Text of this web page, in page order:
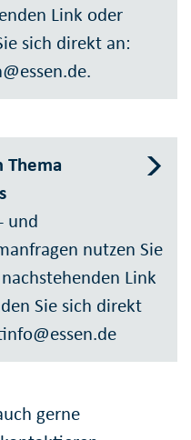
Link oder
sich direkt an:
Thema
und
nutzen Sie
Link
Sie sich direkt
gerne